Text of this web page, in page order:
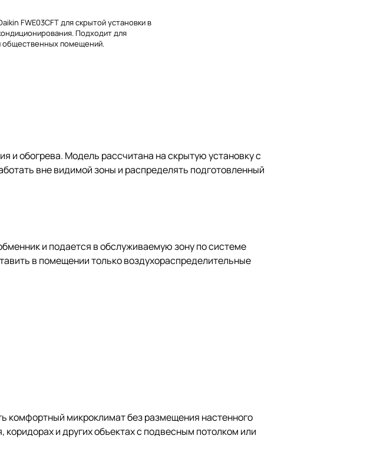
FWE03CFT для скрытой установки в
Подходит для
общественных помещений.
и обогрева. Модель рассчитана на скрытую установку с
вне видимой зоны и распределять подготовленный
и подается в обслуживаемую зону по системе
в помещении только воздухораспределительные
комфортный микроклимат без размещения настенного
и других объектах с подвесным потолком или